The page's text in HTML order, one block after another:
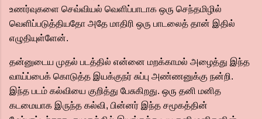
உணர்வுகளை செவ்வியல் வெளிப்பாடாக ஒரு செந்தமிழில்
வெளிப்படுத்தியதோ அதே மாதிரி ஒரு பாடலைத் தான் இதில்
எழுதியுள்ளேன்.
தன்னுடைய முதல் படத்தில் என்னை மறக்காமல் அழைத்து இந்த
வாய்ப்பைக் கொடுத்த இயக்குநர் சுப்பு அண்ணனுக்கு நன்றி.
இந்த படம் கல்வியை குறித்து பேசுகிறது. ஒரு தனி மனித
கடமையாக இருந்த கல்வி, பின்னர் இந்த சமூகத்தின்